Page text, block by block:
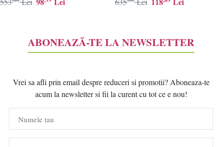
ABONEAZĂ-TE LA NEWSLETTER
Vrei sa afli prin email despre reduceri si promotii? Aboneaza-te
acum la newsletter si fii la curent cu tot ce e nou!
Numele tau